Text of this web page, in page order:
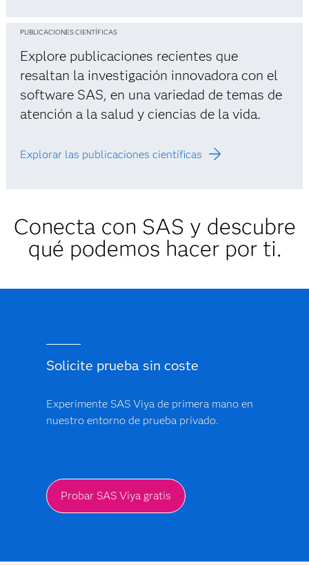
PUBLICACIONES CIENTÍFICAS
Explore publicaciones recientes que
resaltan la investigación innovadora con el
software SAS, en una variedad de temas de
atención a la salud y ciencias de la vida.
Explorar las publicaciones científicas
Conecta con SAS y descubre
qué podemos hacer por ti.
Solicite prueba sin coste
Experimente SAS Viya de primera mano en
nuestro entorno de prueba privado.
Probar SAS Viya gratis